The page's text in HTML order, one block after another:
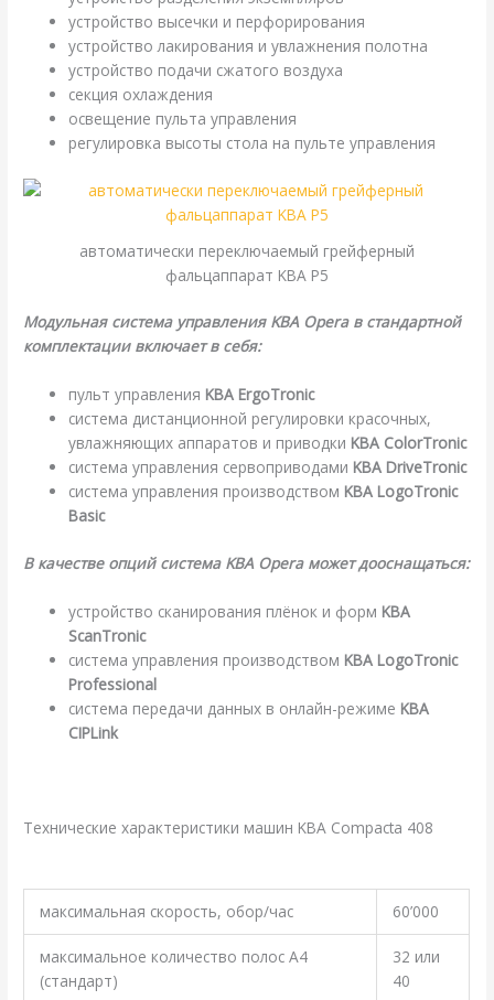
устройство высечки и перфорирования
устройство лакирования и увлажнения полотна
устройство подачи сжатого воздуха
секция охлаждения
освещение пульта управления
регулировка высоты стола на пульте управления
автоматически переключаемый грейферный
фальцаппарат KBA P5
Модульная система управления KBA Opera в стандартной
комплектации включает в себя:
пульт управления KBA ErgoTronic
система дистанционной регулировки красочных,
увлажняющих аппаратов и приводки KBA ColorTronic
система управления сервоприводами KBA DriveTronic
система управления производством KBA LogoTronic
Basic
В качестве опций система KBA Opera может дооснащаться:
устройство сканирования плёнок и форм KBA
ScanTronic
система управления производством KBA LogoTronic
Professional
система передачи данных в онлайн-режиме KBA
CIPLink
Технические характеристики машин KBA Compacta 408
максимальная скорость, обор/час 60’000
максимальное количество полос A4
(стандарт)
32 или
40